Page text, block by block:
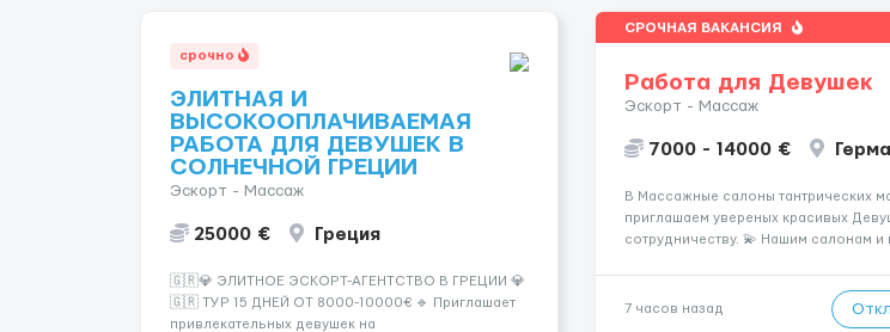
срочно
ЭЛИТНАЯ И
ВЫСОКООПЛАЧИВАЕМАЯ
РАБОТА ДЛЯ ДЕВУШЕК В
СОЛНЕЧНОЙ ГРЕЦИИ
Эскорт - Массаж
25000 € Греция
🇬🇷💎 ЭЛИТНОЕ ЭСКОРТ-АГЕНТСТВО В ГРЕЦИИ 💎
🇬🇷 ТУР 15 ДНЕЙ ОТ 8000-10000€ 🔹 Приглашает
привлекательных девушек на
СРОЧНАЯ ВАКАНСИЯ
Работа для Девушек
Эскорт - Массаж
7000 - 14000 €
В Массажные салоны тантрических
приглашаем увереных красивых
сотрудничеству. 💫 Нашим салонам и
заработная плата 💚Мы гарантируем
7 часов назад